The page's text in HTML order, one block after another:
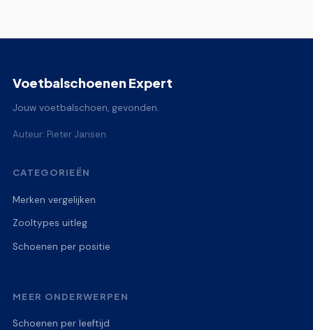
Voetbalschoenen Expert
Jouw voetbalschoen, gevonden.
Auteur: Pieter Jansen
CATEGORIEËN
Merken vergelijken
Zooltypes uitleg
Schoenen per positie
MEER ONDERWERPEN
Schoenen per leeftijd